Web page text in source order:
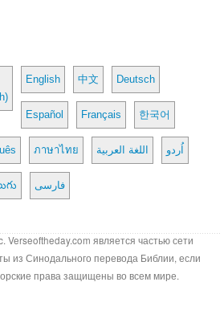
English 中文 Deutsch
Español Français 한국어
ภาษาไทย اللغة العربية اُردو
فارسی
Verseoftheday.com является частью сети
из Синодального перевода Библии, если
права защищены во всем мире.